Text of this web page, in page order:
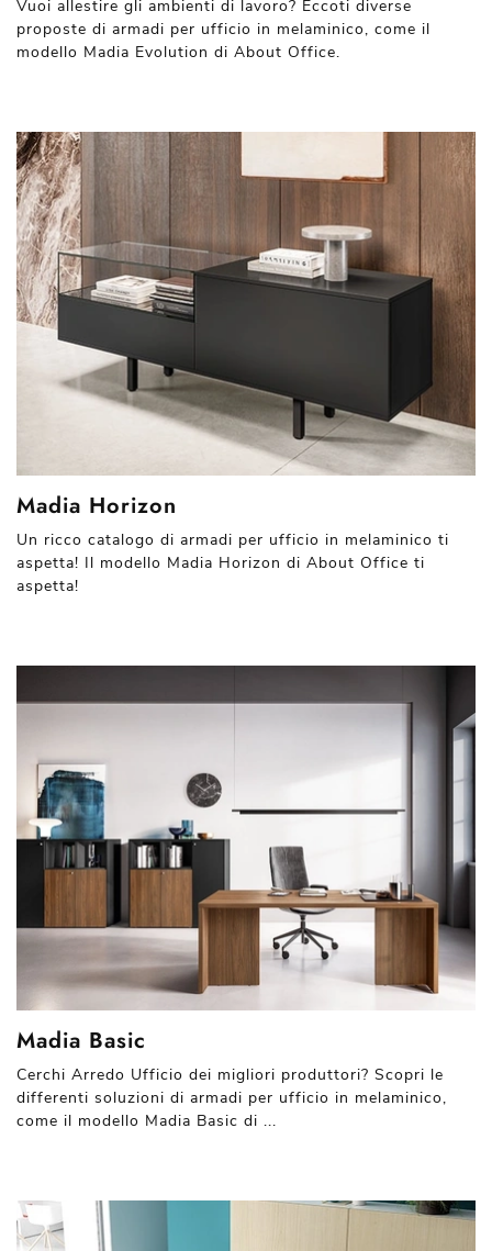
Vuoi allestire gli ambienti di lavoro? Eccoti diverse
proposte di armadi per ufficio in melaminico, come il
modello Madia Evolution di About Office.
Madia Horizon
Un ricco catalogo di armadi per ufficio in melaminico ti
aspetta! Il modello Madia Horizon di About Office ti
aspetta!
Madia Basic
Cerchi Arredo Ufficio dei migliori produttori? Scopri le
differenti soluzioni di armadi per ufficio in melaminico,
come il modello Madia Basic di ...